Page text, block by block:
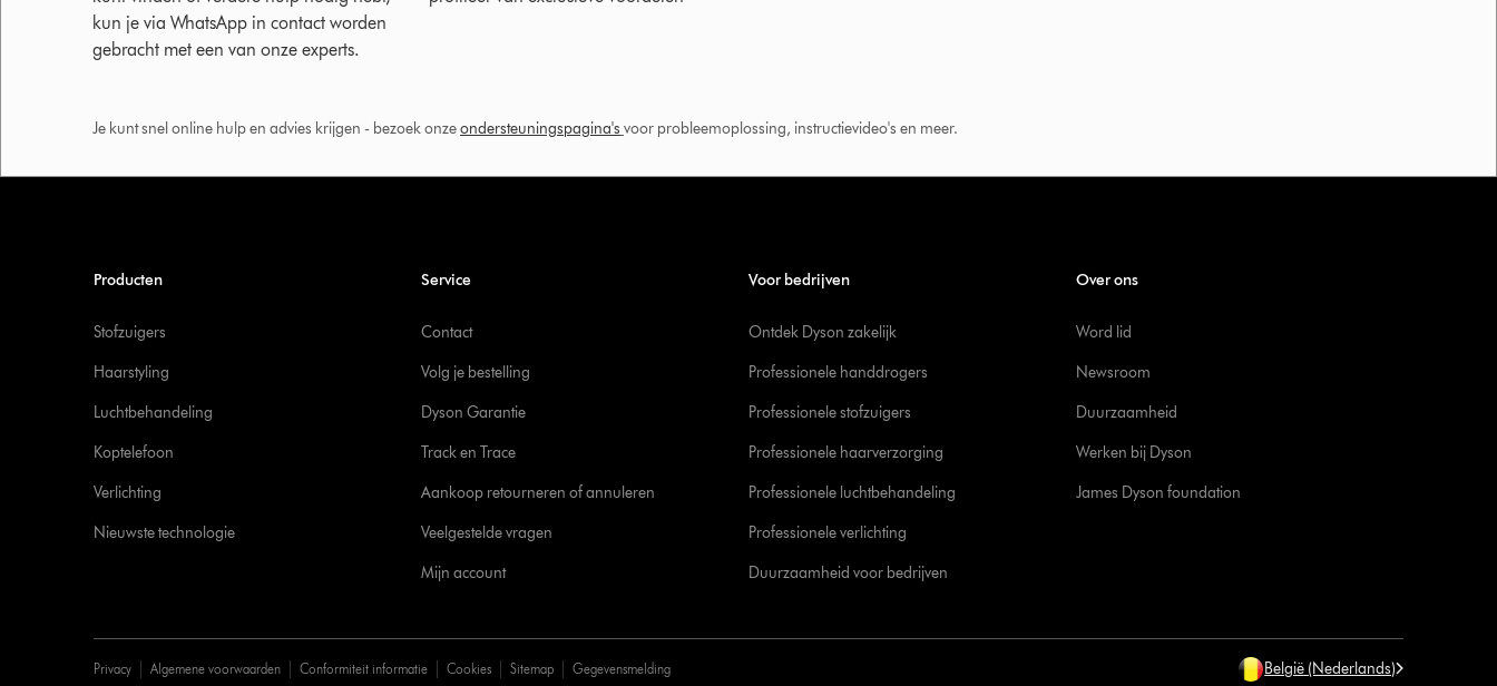
kun je via WhatsApp in contact worden
gebracht met een van onze experts.
Je kunt snel online hulp en advies krijgen - bezoek onzeondersteuningspagina's voor probleemoplossing, instructievideo's en meer.
Producten
Stofzuigers
Haarstyling
Luchtbehandeling
Koptelefoon
Verlichting
Nieuwste technologie
Service
Contact
Volg je bestelling
Dyson Garantie
Track en Trace
Aankoop retourneren of annuleren
Veelgestelde vragen
Mijn account
Voor bedrijven
Ontdek Dyson zakelijk
Professionele handdrogers
Professionele stofzuigers
Professionele haarverzorging
Professionele luchtbehandeling
Professionele verlichting
Duurzaamheid voor bedrijven
Over ons
Word lid
Newsroom
Duurzaamheid
Werken bij Dyson
James Dyson foundation
Privacy Algemene voorwaarden Conformiteit informatie Cookies Sitemap Gegevensmelding België (Nederlands)